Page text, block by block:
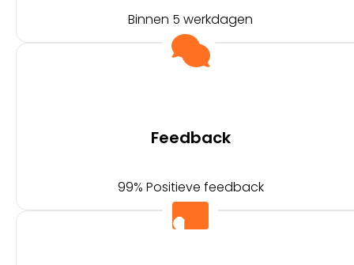
Binnen 5 werkdagen
Feedback
99% Positieve feedback